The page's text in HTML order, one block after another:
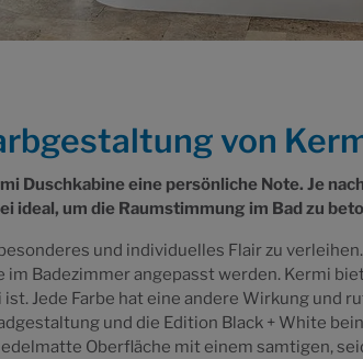
von
Duschkabine eine persönliche Note. Je
ideal, um die Raumstimmung im Bad zu
und individuelles Flair zu
Badezimmer angepasst werden. Kermi
Jede Farbe hat eine andere Wirkung und
und die Edition Black + White
Oberfläche mit einem samtigen,